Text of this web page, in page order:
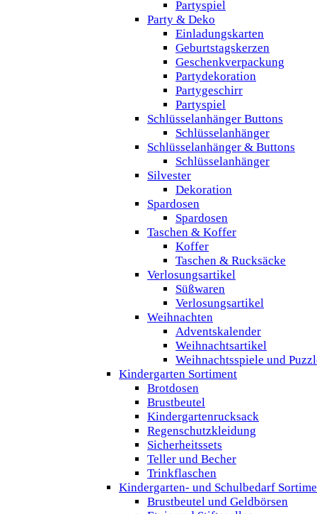
Partyspiel
Party & Deko
Einladungskarten
Geburtstagskerzen
Geschenkverpackung
Partydekoration
Partygeschirr
Partyspiel
Schlüsselanhänger Buttons
Schlüsselanhänger
Schlüsselanhänger & Buttons
Schlüsselanhänger
Silvester
Dekoration
Spardosen
Spardosen
Taschen & Koffer
Koffer
Taschen & Rucksäcke
Verlosungsartikel
Süßwaren
Verlosungsartikel
Weihnachten
Adventskalender
Weihnachtsartikel
Weihnachtsspiele und
Kindergarten Sortiment
Brotdosen
Brustbeutel
Kindergartenrucksack
Regenschutzkleidung
Sicherheitssets
Teller und Becher
Trinkflaschen
Kindergarten- und Schulbedarf
Brustbeutel und Geldbörsen